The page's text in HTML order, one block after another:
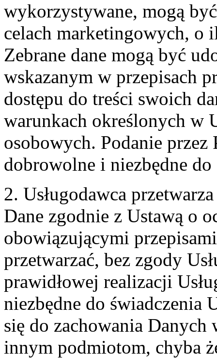
wykorzystywane, mogą
celach marketingowych, o
Zebrane dane mogą być
wskazanym w przepisach
dostępu do treści swoich
warunkach określonych w
osobowych. Podanie przez
dobrowolne i niezbędne
2. Usługodawca
Dane zgodnie z Ustawą o
obowiązującymi
przetwarzać, bez zgody
prawidłowej realizacji
niezbędne do świadczenia
się do zachowania
innym podmiotom, chyba